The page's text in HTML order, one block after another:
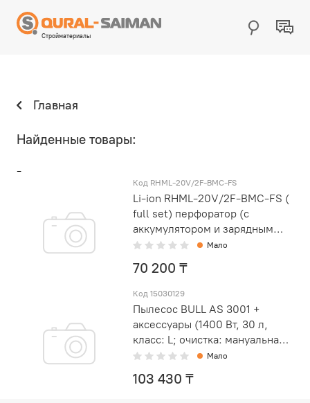
Стройматериалы
Главная
Найденные товары:
-
Код RHML-20V/2F-BMC-FS
Li-ion RHML-20V/2F-BMC-FS (
full set) перфоратор (с
аккумулятором и зарядным
устройством)
Мало
70 200 ₸
Код 15030129
Пылесос BULL AS 3001 +
аксессуары (1400 Вт, 30 л,
класс: L; очистка: мануальная;
автовключение, выду
Мало
103 430 ₸